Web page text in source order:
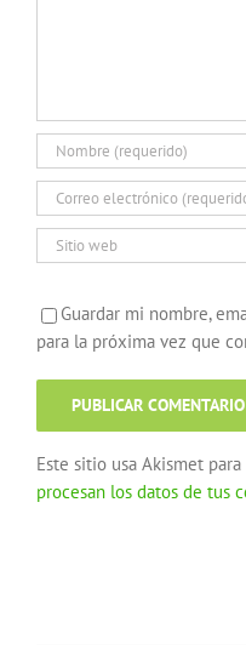
Guardar mi nombre,
para la próxima vez que
Este sitio usa Akismet
procesan los datos de tus